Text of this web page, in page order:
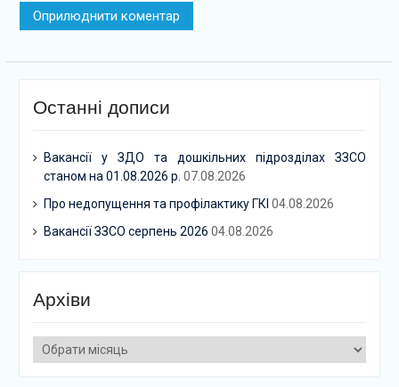
Останні дописи
Вакансії у ЗДО та дошкільних підрозділах ЗЗСО
станом на 01.08.2026 р. 07.08.2026
Про недопущення та профілактику ГКІ 04.08.2026
Вакансії ЗЗСО серпень 2026 04.08.2026
Архіви
Архіви